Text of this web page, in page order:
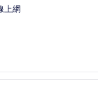
上網
險箱、書桌